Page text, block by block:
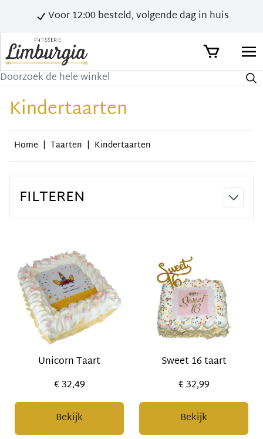
Voor 12:00 besteld, volgende dag in huis
Zoek
Kindertaarten
Home | Taarten | Kindertaarten
FILTEREN
Unicorn Taart
€ 32,49
Bekijk
Sweet 16 taart
€ 32,99
Bekijk